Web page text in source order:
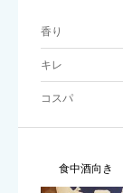
香り
キレ
コスパ
食中酒向き